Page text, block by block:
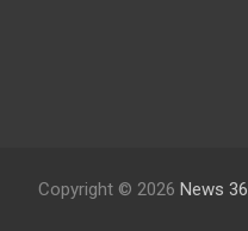
Copyright © 2026 News 36